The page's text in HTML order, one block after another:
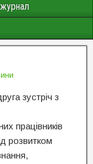
зустріч з
працівників
розвитком